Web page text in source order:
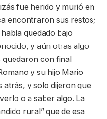
fue herido y murió en
encontraron sus restos;
quedado bajo
y aún otras algo
quedaron con final
y su hijo Mario
atrás, y solo dijeron que
o a saber algo. La
rural” que de esa